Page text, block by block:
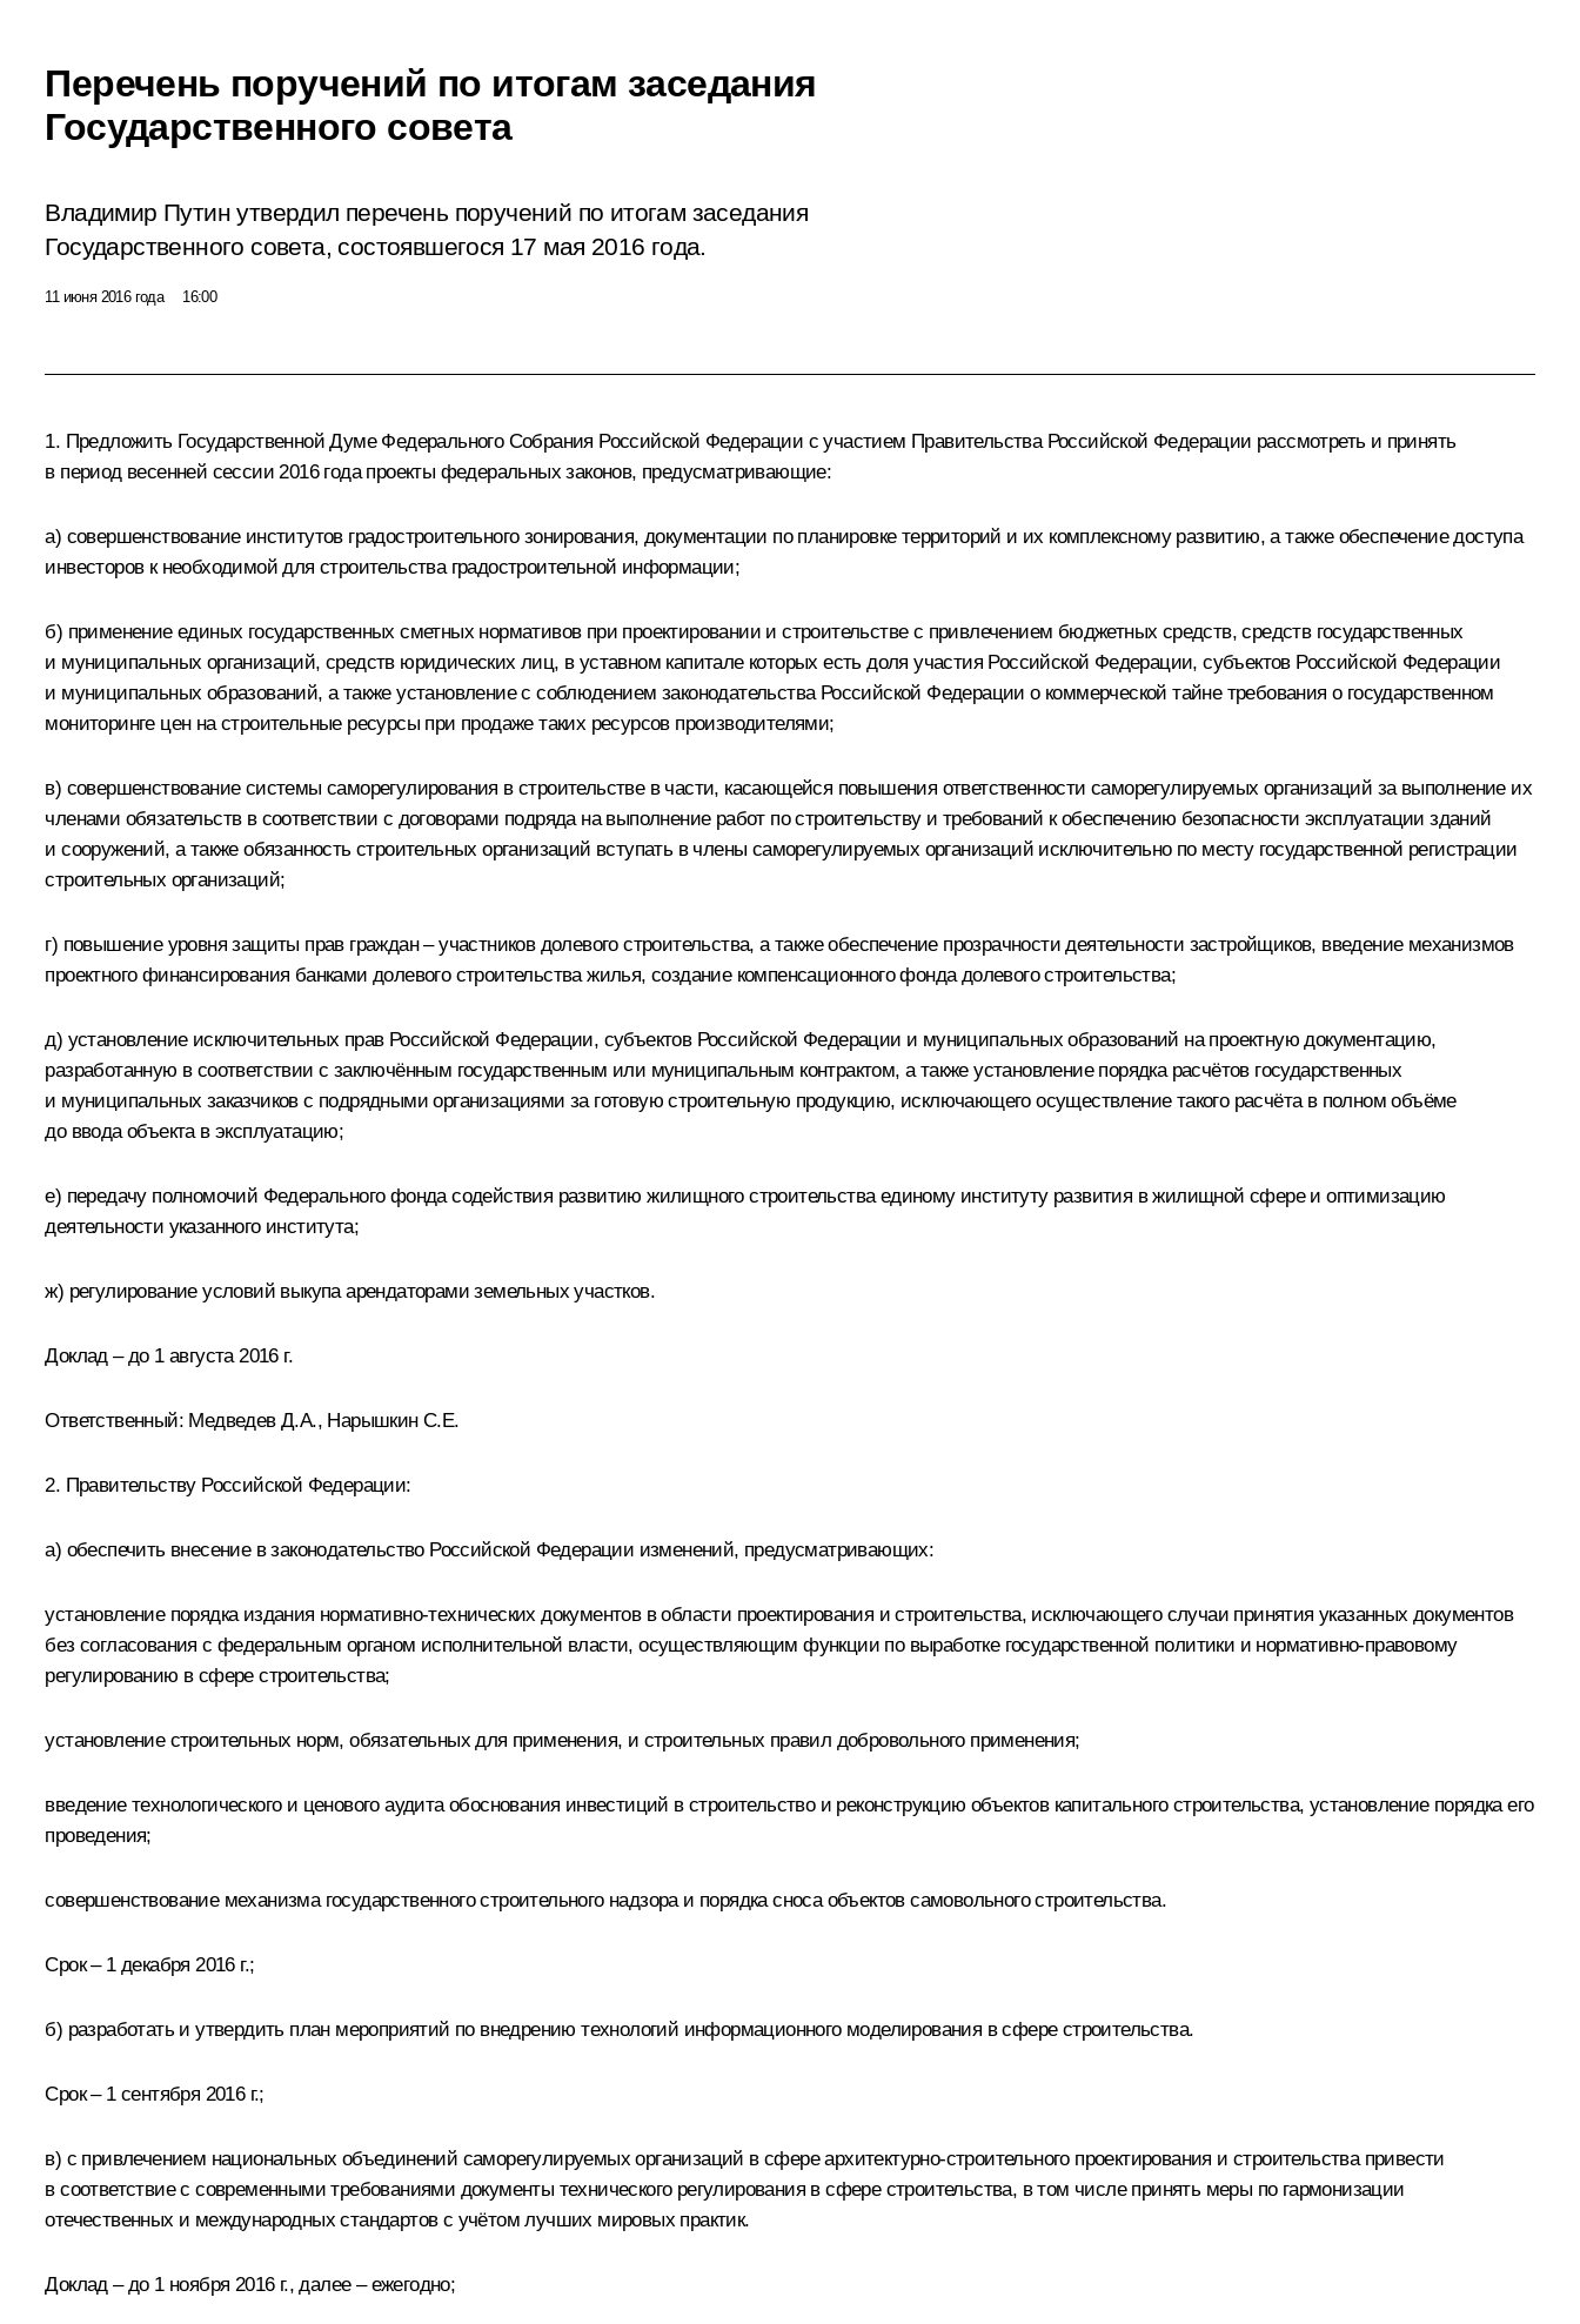
Перечень поручений по итогам заседания
Государственного совета
Владимир Путин утвердил перечень поручений по итогам заседания
Государственного совета, состоявшегося 17 мая 2016 года.
11 июня 2016 года 16:00
1. Предложить Государственной Думе Федерального Собрания Российской Федерации с участием Правительства Российской Федерации рассмотреть и принять
в период весенней сессии 2016 года проекты федеральных законов, предусматривающие:
а) совершенствование институтов градостроительного зонирования, документации по планировке территорий и их комплексному развитию, а также обеспечение доступа
инвесторов к необходимой для строительства градостроительной информации;
б) применение единых государственных сметных нормативов при проектировании и строительстве с привлечением бюджетных средств, средств государственных
и муниципальных организаций, средств юридических лиц, в уставном капитале которых есть доля участия Российской Федерации, субъектов Российской Федерации
и муниципальных образований, а также установление с соблюдением законодательства Российской Федерации о коммерческой тайне требования о государственном
мониторинге цен на строительные ресурсы при продаже таких ресурсов производителями;
в) совершенствование системы саморегулирования в строительстве в части, касающейся повышения ответственности саморегулируемых организаций за выполнение их
членами обязательств в соответствии с договорами подряда на выполнение работ по строительству и требований к обеспечению безопасности эксплуатации зданий
и сооружений, а также обязанность строительных организаций вступать в члены саморегулируемых организаций исключительно по месту государственной регистрации
строительных организаций;
г) повышение уровня защиты прав граждан – участников долевого строительства, а также обеспечение прозрачности деятельности застройщиков, введение механизмов
проектного финансирования банками долевого строительства жилья, создание компенсационного фонда долевого строительства;
д) установление исключительных прав Российской Федерации, субъектов Российской Федерации и муниципальных образований на проектную документацию,
разработанную в соответствии с заключённым государственным или муниципальным контрактом, а также установление порядка расчётов государственных
и муниципальных заказчиков с подрядными организациями за готовую строительную продукцию, исключающего осуществление такого расчёта в полном объёме
до ввода объекта в эксплуатацию;
е) передачу полномочий Федерального фонда содействия развитию жилищного строительства единому институту развития в жилищной сфере и оптимизацию
деятельности указанного института;
ж) регулирование условий выкупа арендаторами земельных участков.
Доклад – до 1 августа 2016 г.
Ответственный: Медведев Д.А., Нарышкин С.Е.
2. Правительству Российской Федерации:
а) обеспечить внесение в законодательство Российской Федерации изменений, предусматривающих:
установление порядка издания нормативно-технических документов в области проектирования и строительства, исключающего случаи принятия указанных документов
без согласования с федеральным органом исполнительной власти, осуществляющим функции по выработке государственной политики и нормативно-правовому
регулированию в сфере строительства;
установление строительных норм, обязательных для применения, и строительных правил добровольного применения;
введение технологического и ценового аудита обоснования инвестиций в строительство и реконструкцию объектов капитального строительства, установление порядка его
проведения;
совершенствование механизма государственного строительного надзора и порядка сноса объектов самовольного строительства.
Срок – 1 декабря 2016 г.;
б) разработать и утвердить план мероприятий по внедрению технологий информационного моделирования в сфере строительства.
Срок – 1 сентября 2016 г.;
в) с привлечением национальных объединений саморегулируемых организаций в сфере архитектурно-строительного проектирования и строительства привести
в соответствие с современными требованиями документы технического регулирования в сфере строительства, в том числе принять меры по гармонизации
отечественных и международных стандартов с учётом лучших мировых практик.
Доклад – до 1 ноября 2016 г., далее – ежегодно;